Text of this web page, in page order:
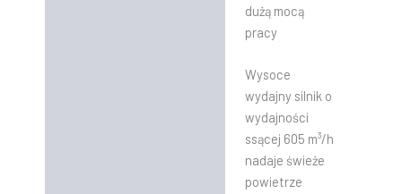
dużą mocą
pracy
Wysoce
wydajny silnik o
wydajności
ssącej 605 m³/h
nadaje świeże
powietrze